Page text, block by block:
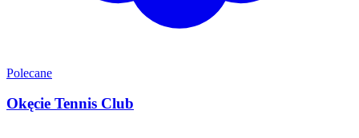
Polecane
Okęcie Tennis Club